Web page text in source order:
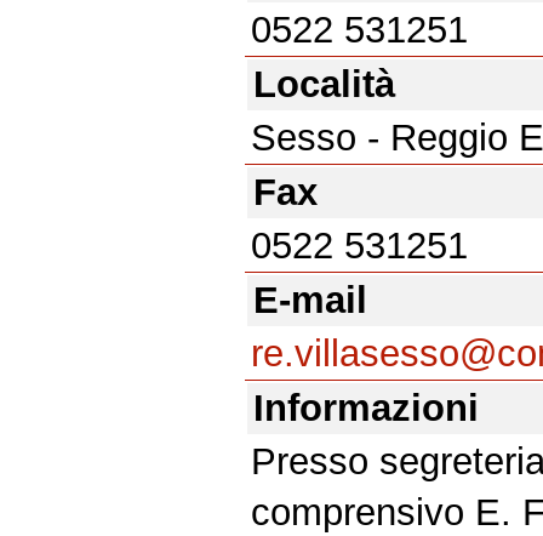
0522 531251
Località
Sesso - Reggio
Fax
0522 531251
E-mail
Informazioni
Presso
comprensivo E.